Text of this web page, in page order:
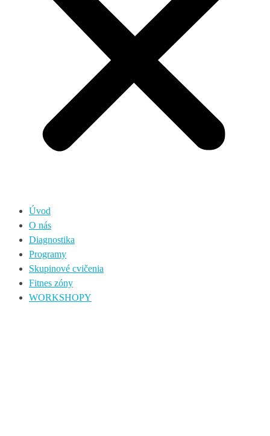
Úvod
O nás
Diagnostika
Programy
Skupinové cvičenia
Fitnes zóny
WORKSHOPY